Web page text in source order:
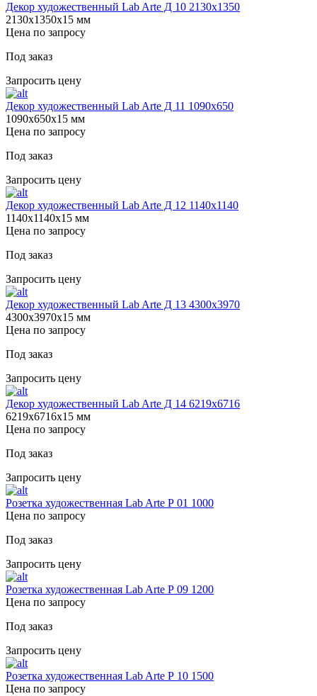
Декор художественный Lab Arte Д 10 2130х1350
2130х1350х15 мм
Цена по запросу
Под заказ
Запросить цену
Декор художественный Lab Arte Д 11 1090х650
1090х650х15 мм
Цена по запросу
Под заказ
Запросить цену
Декор художественный Lab Arte Д 12 1140х1140
1140х1140х15 мм
Цена по запросу
Под заказ
Запросить цену
Декор художественный Lab Arte Д 13 4300х3970
4300х3970х15 мм
Цена по запросу
Под заказ
Запросить цену
Декор художественный Lab Arte Д 14 6219х6716
6219х6716х15 мм
Цена по запросу
Под заказ
Запросить цену
Розетка художественная Lab Arte Р 01 1000
Цена по запросу
Под заказ
Запросить цену
Розетка художественная Lab Arte Р 09 1200
Цена по запросу
Под заказ
Запросить цену
Розетка художественная Lab Arte Р 10 1500
Цена по запросу